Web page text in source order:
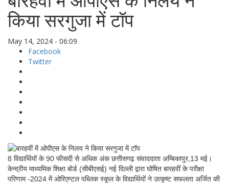
किया सरगुजा में टॉप
May 14, 2024 - 06:09
Facebook
Twitter
8 विद्यार्थियों के 90 फीसदी से अधिक अंक छत्तीसगढ़ संवाददाता अम्बिकापुर,13 मई।
केन्द्रीय माध्यमिक शिक्षा बोर्ड (सीबीएसई) नई दिल्ली द्वारा घोषित बारहवीं के परीक्षा
परिणाम -2024 में ओरिएण्टल पब्लिक स्कूल के विद्यार्थियों ने उत्कृष्ट सफलता अर्जित की